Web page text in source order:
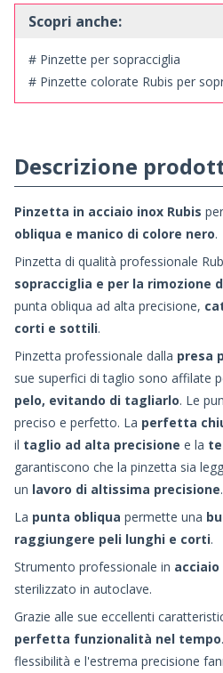
Scopri anche:
# Pinzette per sopracciglia
# Pinzette colorate Rubis per
Descrizione
Pinzetta in acciaio inox Rubis per
obliqua e manico di colore nero.
Pinzetta di qualità professionale
sopracciglia e per la rimozione
punta obliqua ad alta precisione,
corti e sottili.
Pinzetta professionale dalla presa
sue superfici di taglio sono affilate
pelo, evitando di tagliarlo. Le
preciso e perfetto. La perfetta
il taglio ad alta precisione e la
garantiscono che la pinzetta sia
un lavoro di altissima precisione.
La punta obliqua permette una
raggiungere peli lunghi e corti.
Strumento professionale in
sterilizzato in autoclave.
Grazie alle sue eccellenti
perfetta funzionalità nel tempo
flessibilità e l'estrema precisione